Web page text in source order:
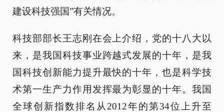
建设科技强国”有关情况。
科技部部长王志刚在会上介绍，党的十八大以
来，是我国科技事业跨越式发展的十年，是我
国科技创新能力提升最快的十年，也是科学技
术第一生产力作用发挥最为彰显的十年。我国
全球创新指数排名从2012年的第34位上升至